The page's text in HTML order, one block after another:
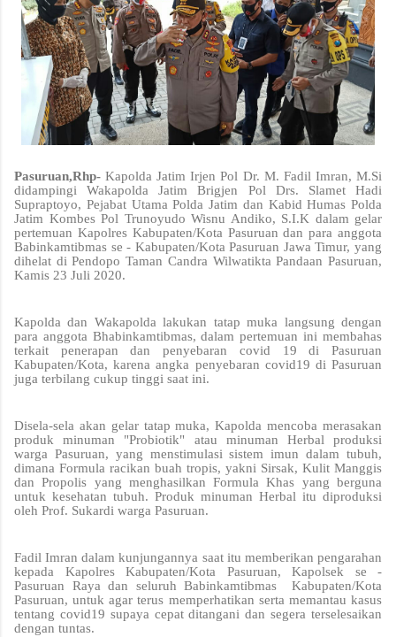
Pasuruan,Rhp-Kapolda Jatim Irjen Pol Dr. M. Fadil Imran, M.Si
didampingi Wakapolda Jatim Brigjen Pol Drs. Slamet Hadi
Supraptoyo, Pejabat Utama Polda Jatim dan Kabid Humas Polda
Jatim Kombes Pol Trunoyudo Wisnu Andiko, S.I.K dalam gelar
pertemuan Kapolres Kabupaten/Kota Pasuruan dan para anggota
Babinkamtibmas se - Kabupaten/Kota Pasuruan Jawa Timur, yang
dihelat di Pendopo Taman Candra Wilwatikta Pandaan Pasuruan,
Kamis 23 Juli 2020.
Kapolda dan Wakapolda lakukan tatap muka langsung dengan
para anggota Bhabinkamtibmas, dalam pertemuan ini membahas
terkait penerapan dan penyebaran covid 19 di Pasuruan
Kabupaten/Kota, karena angka penyebaran covid19 di Pasuruan
juga terbilang cukup tinggi saat ini.
Disela-sela akan gelar tatap muka, Kapolda mencoba merasakan
produk minuman "Probiotik" atau minuman Herbal produksi
warga Pasuruan, yang menstimulasi sistem imun dalam tubuh,
dimana Formula racikan buah tropis, yakni Sirsak, Kulit Manggis
dan Propolis yang menghasilkan Formula Khas yang berguna
untuk kesehatan tubuh. Produk minuman Herbal itu diproduksi
oleh Prof. Sukardi warga Pasuruan.
Fadil Imran dalam kunjungannya saat itu memberikan pengarahan
kepada Kapolres Kabupaten/Kota Pasuruan, Kapolsek se -
Pasuruan Raya dan seluruh Babinkamtibmas Kabupaten/Kota
Pasuruan, untuk agar terus memperhatikan serta memantau kasus
tentang covid19 supaya cepat ditangani dan segera terselesaikan
dengan tuntas.